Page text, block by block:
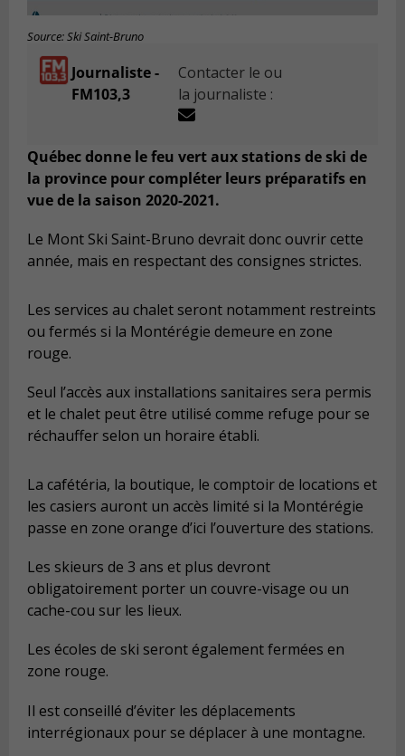
Source: Ski Saint-Bruno
Journaliste -
FM103,3
Contacter le ou
la journaliste :
Québec donne le feu vert aux stations de ski de
la province pour compléter leurs préparatifs en
vue de la saison 2020-2021.
Le Mont Ski Saint-Bruno devrait donc ouvrir cette
année, mais en respectant des consignes strictes.
Les services au chalet seront notamment restreints
ou fermés si la Montérégie demeure en zone
rouge.
Seul l’accès aux installations sanitaires sera permis
et le chalet peut être utilisé comme refuge pour se
réchauffer selon un horaire établi.
La cafétéria, la boutique, le comptoir de locations et
les casiers auront un accès limité si la Montérégie
passe en zone orange d’ici l’ouverture des stations.
Les skieurs de 3 ans et plus devront
obligatoirement porter un couvre-visage ou un
cache-cou sur les lieux.
Les écoles de ski seront également fermées en
zone rouge.
Il est conseillé d’éviter les déplacements
interrégionaux pour se déplacer à une montagne.